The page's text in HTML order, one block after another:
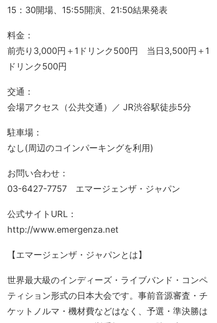
15：30開場、15:55開演、21:50結果発表
料金：
前売り3,000円＋1ドリンク500円 当日3,500円＋1
ドリンク500円
交通：
会場アクセス（公共交通）／ JR渋谷駅徒歩5分
駐車場：
なし(周辺のコインパーキングを利用)
お問い合わせ：
03-6427-7757 エマージェンザ・ジャパン
公式サイトURL：
http://www.emergenza.net
【エマージェンザ・ジャパンとは】
世界最大級のインディーズ・ライブバンド・コンペ
ティション形式の日本大会です。事前音源審査・チ
ケットノルマ・機材費などはなく、予選・準決勝は